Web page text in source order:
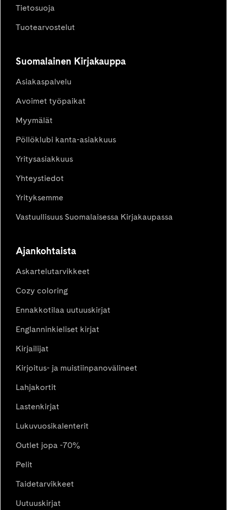
Tietosuoja
Tuotearvostelut
Suomalainen Kirjakauppa
Asiakaspalvelu
Avoimet työpaikat
Myymälät
Pöllöklubi kanta-asiakkuus
Yritysasiakkuus
Yhteystiedot
Yrityksemme
Vastuullisuus Suomalaisessa Kirjakaupassa
Ajankohtaista
Askartelutarvikkeet
Cozy coloring
Ennakkotilaa uutuuskirjat
Englanninkieliset kirjat
Kirjailijat
Kirjoitus- ja muistiinpanovälineet
Lahjakortit
Lastenkirjat
Lukuvuosikalenterit
Outlet jopa -70%
Pelit
Taidetarvikkeet
Uutuuskirjat